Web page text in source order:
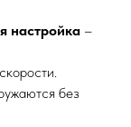
настройка –
без